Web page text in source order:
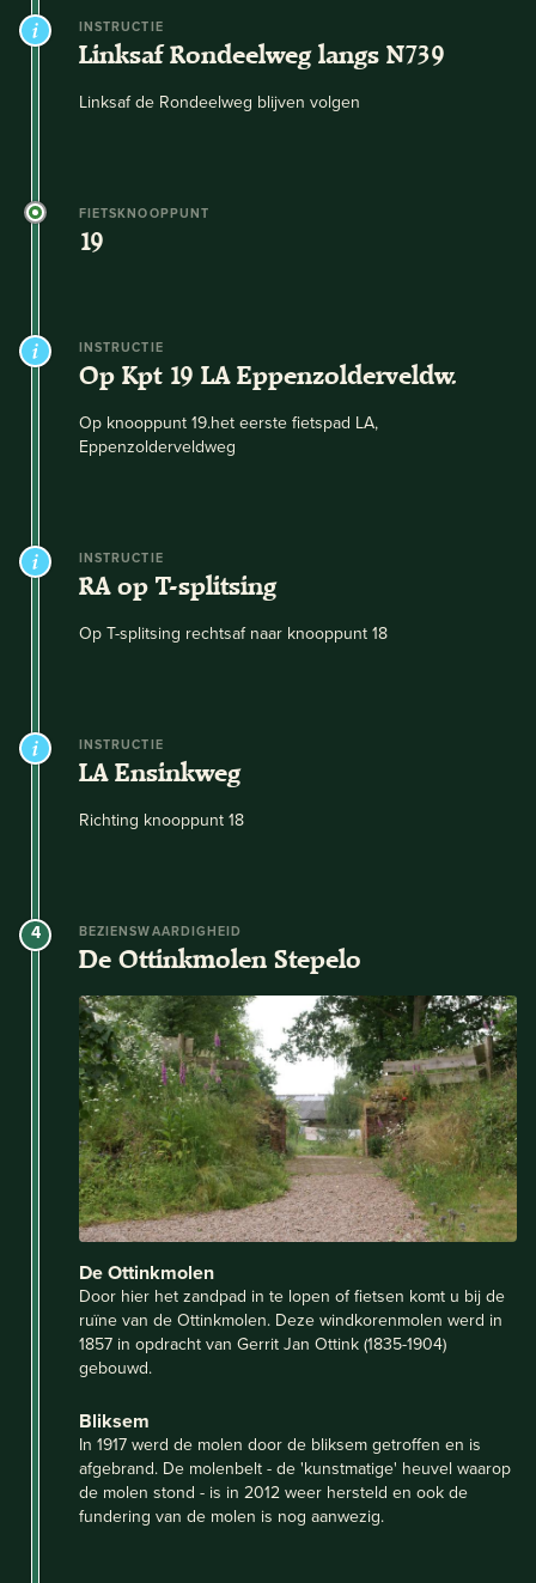
INSTRUCTIE
Linksaf Rondeelweg langs N739
Linksaf de Rondeelweg blijven volgen
FIETSKNOOPPUNT
19
INSTRUCTIE
Op Kpt 19 LA Eppenzolderveldw.
Op knooppunt 19.het eerste fietspad LA,
Eppenzolderveldweg
INSTRUCTIE
RA op T-splitsing
Op T-splitsing rechtsaf naar knooppunt 18
INSTRUCTIE
LA Ensinkweg
Richting knooppunt 18
4 BEZIENSWAARDIGHEID
De Ottinkmolen Stepelo
De Ottinkmolen
Door hier het zandpad in te lopen of fietsen komt u bij de
ruïne van de Ottinkmolen. Deze windkorenmolen werd in
1857 in opdracht van Gerrit Jan Ottink (1835-1904)
gebouwd.
Bliksem
In 1917 werd de molen door de bliksem getroffen en is
afgebrand. De molenbelt - de 'kunstmatige' heuvel waarop
de molen stond - is in 2012 weer hersteld en ook de
fundering van de molen is nog aanwezig.